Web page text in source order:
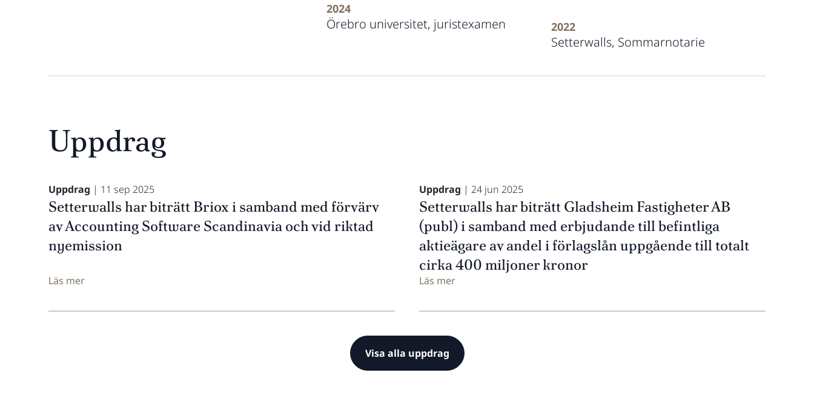
2024
Örebro universitet, juristexamen 2022
Setterwalls, Sommarnotarie
Uppdrag
Uppdrag | 11 sep 2025
Setterwalls har biträtt Briox i samband med förvärv
av Accounting Software Scandinavia och vid riktad
nyemission
Läs mer
Uppdrag | 24 jun 2025
Setterwalls har biträtt Gladsheim Fastigheter AB
(publ) i samband med erbjudande till befintliga
aktieägare av andel i förlagslån uppgående till totalt
cirka 400 miljoner kronor
Läs mer
Visa alla uppdrag